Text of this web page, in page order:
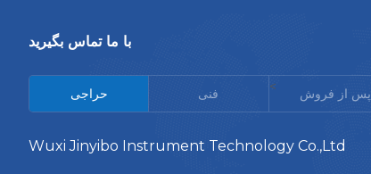
با ما تماس بگیرید
حراجی فنی < پس از فروش
Wuxi Jinyibo Instrument Technology Co.,Ltd